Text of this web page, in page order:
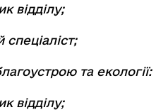
відділу;
спеціаліст;
та екології:
відділу;